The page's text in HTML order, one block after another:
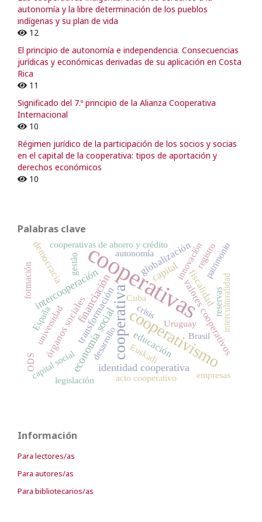
autonomía y la libre determinación de los pueblos
indígenas y su plan de vida
12
El principio de autonomía e independencia. Consecuencias
jurídicas y económicas derivadas de su aplicación en Costa
Rica
11
Significado del 7.º principio de la Alianza Cooperativa
Internacional
10
Régimen jurídico de la participación de los socios y socias
en el capital de la cooperativa: tipos de aportación y
derechos económicos
10
Palabras clave
cooperativas
cooperativismo
cooperativa
economía social
financiación
capital
identidad cooperativa
intercooperación valores cooperativos
fiscalidad
transformación educación
órganos sociales
democracia globalización
cooperativas de ahorro y crédito innovación
acto cooperativo
desarrollo
capital social
universidad
Cuba
autonomía
legislación
Uruguay interculturalidad
crisis
España
formación
Euskadi
patrimonio
reservas
registro
empresas
Brasil
gestão
ODS
Información
Para lectores/as
Para autores/as
Para bibliotecarios/as